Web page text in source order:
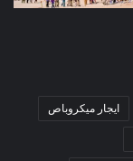
ايجار ميكروباص